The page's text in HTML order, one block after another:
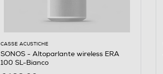
CASSE ACUSTICHE
SONOS - Altoparlante wireless ERA
100 SL-Bianco